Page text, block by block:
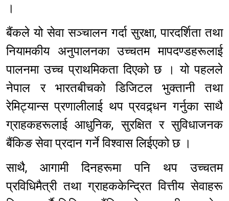
।
बैंकले यो सेवा सञ्चालन गर्दा सुरक्षा, पारदर्शिता तथा
नियामकीय अनुपालनका उच्चतम मापदण्डहरूलाई
पालनमा उच्च प्राथमिकता दिएको छ । यो पहलले
नेपाल र भारतबीचको डिजिटल भुक्तानी तथा
रेमिट्यान्स प्रणालीलाई थप प्रवद्र्धन गर्नुका साथै
ग्राहकहरूलाई आधुनिक, सुरक्षित र सुविधाजनक
बैंकिङ सेवा प्रदान गर्ने विश्वास लिईएको छ ।
साथै, आगामी दिनहरूमा पनि थप उच्चतम
प्रविधिमैत्री तथा ग्राहककेन्द्रित वित्तीय सेवाहरू